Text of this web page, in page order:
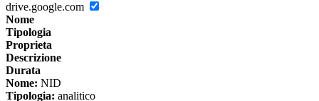
drive.google.com
Nome
Tipologia
Proprieta
Descrizione
Durata
Nome: NID
Tipologia: analitico